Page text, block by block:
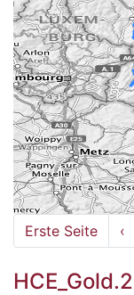
Erste Seite ‹